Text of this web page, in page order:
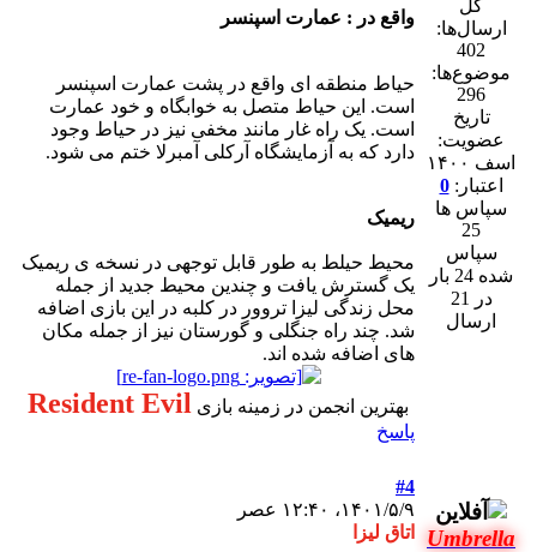
ارسال‌ها:
402
موضوع‌ها:
296
تاریخ
عضویت:
اسف ۱۴۰۰
اعتبار:0
سپاس ها
25
سپاس
شده 24 بار
در 21
ارسال
واقع در : عمارت اسپنسر
حیاط منطقه ای واقع در پشت عمارت اسپنسر
است. این حیاط متصل به خوابگاه و خود عمارت
است. یک راه غار مانند مخفی نیز در حیاط وجود
دارد که به آزمایشگاه آرکلی آمبرلا ختم می شود.
ریمیک
محیط حیلط به طور قابل توجهی در نسخه ی ریمیک
یک گسترش یافت و چندین محیط جدید از جمله
محل زندگی لیزا تروور در کلبه در این بازی اضافه
شد. چند راه جنگلی و گورستان نیز از جمله مکان
های اضافه شده اند.
بهترین انجمن در زمینه بازی Resident Evil
پاسخ
Umbrella
#4
۱۴۰۱/۵/۹، ۱۲:۴۰ عصر
اتاق لیزا